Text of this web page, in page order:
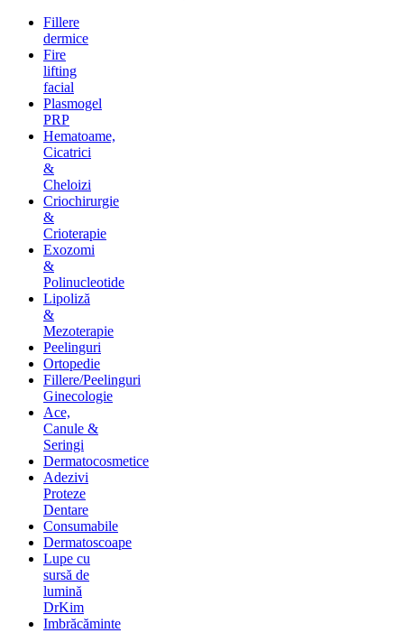
Fillere
dermice
Fire
lifting
facial
Plasmogel
PRP
Hematoame,
Cicatrici
&
Cheloizi
Criochirurgie
&
Crioterapie
Exozomi
&
Polinucleotide
Lipoliză
&
Mezoterapie
Peelinguri
Ortopedie
Fillere/Peelinguri
Ginecologie
Ace,
Canule &
Seringi
Dermatocosmetice
Adezivi
Proteze
Dentare
Consumabile
Dermatoscoape
Lupe cu
sursă de
lumină
DrKim
Imbrăcăminte